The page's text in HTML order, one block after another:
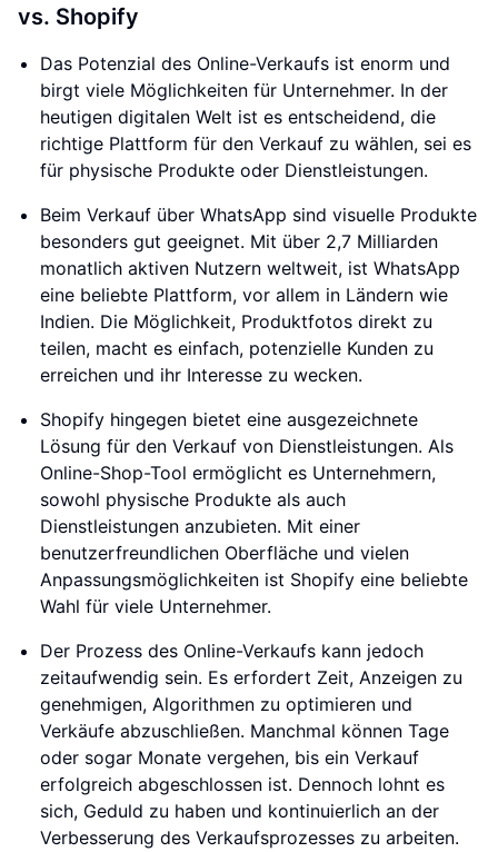
vs. Shopify
Das Potenzial des Online-Verkaufs ist enorm und
birgt viele Möglichkeiten für Unternehmer. In der
heutigen digitalen Welt ist es entscheidend, die
richtige Plattform für den Verkauf zu wählen, sei es
für physische Produkte oder Dienstleistungen.
Beim Verkauf über WhatsApp sind visuelle Produkte
besonders gut geeignet. Mit über 2,7 Milliarden
monatlich aktiven Nutzern weltweit, ist WhatsApp
eine beliebte Plattform, vor allem in Ländern wie
Indien. Die Möglichkeit, Produktfotos direkt zu
teilen, macht es einfach, potenzielle Kunden zu
erreichen und ihr Interesse zu wecken.
Shopify hingegen bietet eine ausgezeichnete
Lösung für den Verkauf von Dienstleistungen. Als
Online-Shop-Tool ermöglicht es Unternehmern,
sowohl physische Produkte als auch
Dienstleistungen anzubieten. Mit einer
benutzerfreundlichen Oberfläche und vielen
Anpassungsmöglichkeiten ist Shopify eine beliebte
Wahl für viele Unternehmer.
Der Prozess des Online-Verkaufs kann jedoch
zeitaufwendig sein. Es erfordert Zeit, Anzeigen zu
genehmigen, Algorithmen zu optimieren und
Verkäufe abzuschließen. Manchmal können Tage
oder sogar Monate vergehen, bis ein Verkauf
erfolgreich abgeschlossen ist. Dennoch lohnt es
sich, Geduld zu haben und kontinuierlich an der
Verbesserung des Verkaufsprozesses zu arbeiten.